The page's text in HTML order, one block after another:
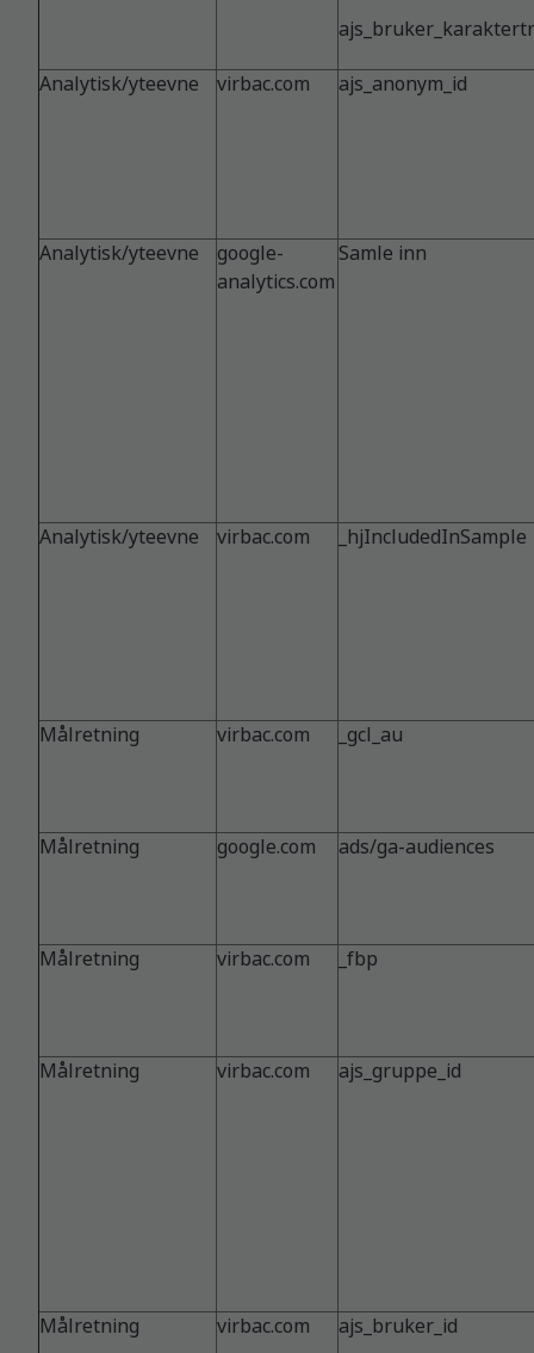
Analytisk/yteevne
virbac.com ajs_anonym_id
Analytisk/yteevne
google-
analytics.com
Samle inn
Analytisk/yteevne virbac.com _hjIncludedInSample
Målretning virbac.com _gcl_au
Målretning google.com ads/ga-audiences
Målretning virbac.com _fbp
Målretning virbac.com ajs_gruppe_id
Målretning virbac.com ajs_bruker_id